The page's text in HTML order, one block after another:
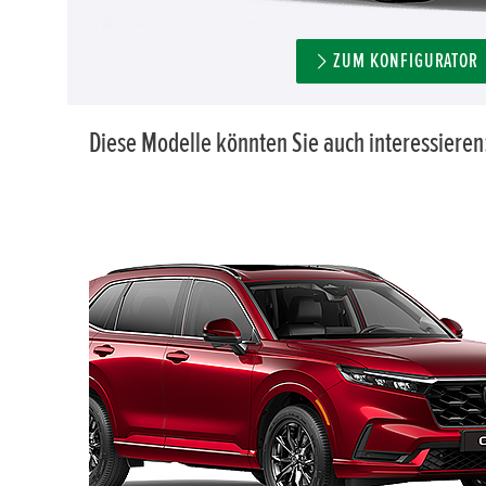
ZUM KONFIGURATOR
Diese Modelle könnten Sie auch